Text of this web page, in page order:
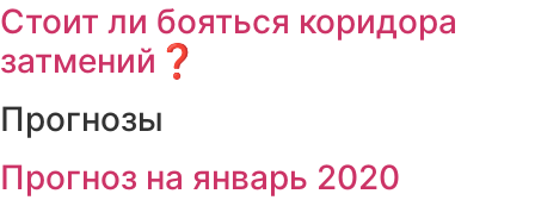
Стоит ли бояться коридора
затмений❓
Прогнозы
Прогноз на январь 2020